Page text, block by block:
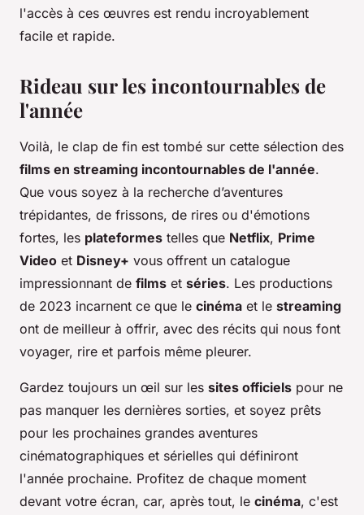
l'accès à ces œuvres est rendu incroyablement
facile et rapide.
Rideau sur les incontournables de
l'année
Voilà, le clap de fin est tombé sur cette sélection des
films en streaming incontournables de l'année.
Que vous soyez à la recherche d’aventures
trépidantes, de frissons, de rires ou d'émotions
fortes, les plateformes telles que Netflix, Prime
Video et Disney+ vous offrent un catalogue
impressionnant de films et séries. Les productions
de 2023 incarnent ce que le cinéma et le streaming
ont de meilleur à offrir, avec des récits qui nous font
voyager, rire et parfois même pleurer.
Gardez toujours un œil sur les sites officiels pour ne
pas manquer les dernières sorties, et soyez prêts
pour les prochaines grandes aventures
cinématographiques et sérielles qui définiront
l'année prochaine. Profitez de chaque moment
devant votre écran, car, après tout, le cinéma, c'est